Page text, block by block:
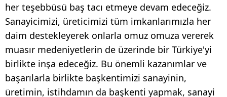
her teşebbüsü baş tacı etmeye devam edeceğiz.
Sanayicimizi, üreticimizi tüm imkanlarımızla her
daim destekleyerek onlarla omuz omuza vererek
muasır medeniyetlerin de üzerinde bir Türkiye'yi
birlikte inşa edeceğiz. Bu önemli kazanımlar ve
başarılarla birlikte başkentimizi sanayinin,
üretimin, istihdamın da başkenti yapmak, sanayi